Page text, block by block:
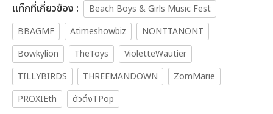
เเท็กที่เกี่ยวข้อง :
Beach Boys & Girls Music Fest
BBAGMF
Atimeshowbiz
NONTTANONT
Bowkylion
TheToys
VioletteWautier
TILLYBIRDS
THREEMANDOWN
ZomMarie
PROXIEth
ตัวตึงTPop